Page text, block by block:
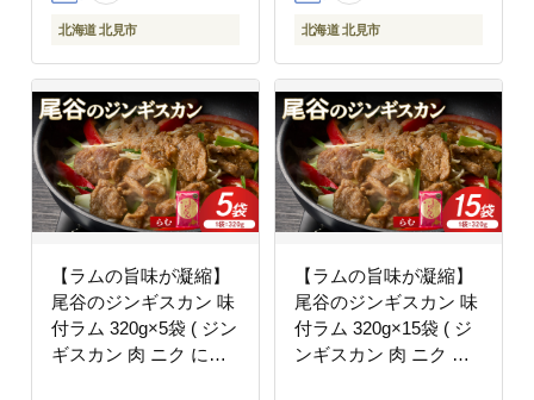
北海道 北見市 北海道 北見市
【ラムの旨味が凝縮】
尾谷のジンギスカン 味
付ラム 320g×5袋 ( ジン
ギスカン 肉 ニク にく
【ラムの旨味が凝縮】
尾谷のジンギスカン 味
付ラム 320g×15袋 ( ジ
ンギスカン 肉 ニク に